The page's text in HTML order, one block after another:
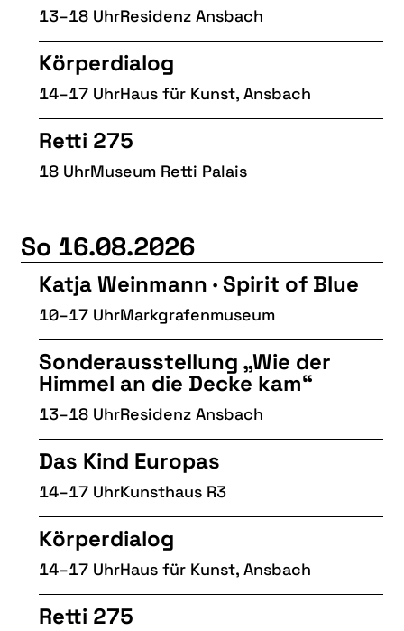
13–18 UhrResidenz Ansbach
Körperdialog
14–17 UhrHaus für Kunst, Ansbach
Retti 275
18 UhrMuseum Retti Palais
So 16.08.2026
Katja Weinmann · Spirit of Blue
10–17 UhrMarkgrafenmuseum
Sonderausstellung „Wie der
Himmel an die Decke kam“
13–18 UhrResidenz Ansbach
Das Kind Europas
14–17 UhrKunsthaus R3
Körperdialog
14–17 UhrHaus für Kunst, Ansbach
Retti 275